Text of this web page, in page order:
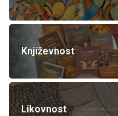
Književnost
Likovnost